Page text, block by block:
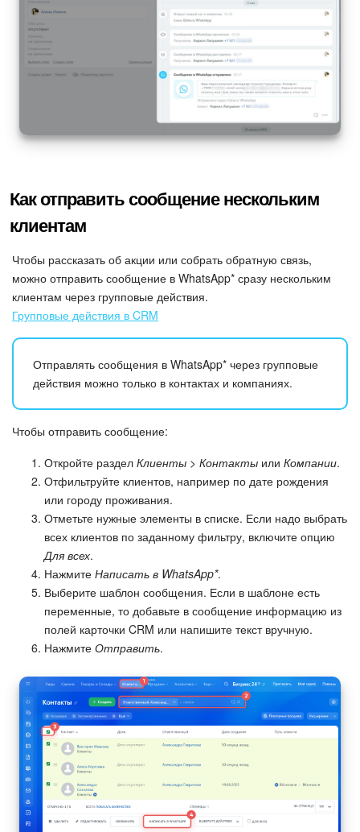
Как отправить сообщение нескольким
клиентам
Чтобы рассказать об акции или собрать обратную связь,
можно отправить сообщение в WhatsApp* сразу нескольким
клиентам через групповые действия.
Групповые действия в CRM
Отправлять сообщения в WhatsApp* через групповые
действия можно только в контактах и компаниях.
Чтобы отправить сообщение:
Откройте раздел Клиенты > Контакты или Компании.
Отфильтруйте клиентов, например по дате рождения
или городу проживания.
Отметьте нужные элементы в списке. Если надо выбрать
всех клиентов по заданному фильтру, включите опцию
Для всех.
Нажмите Написать в WhatsApp*.
Выберите шаблон сообщения. Если в шаблоне есть
переменные, то добавьте в сообщение информацию из
полей карточки CRM или напишите текст вручную.
Нажмите Отправить.